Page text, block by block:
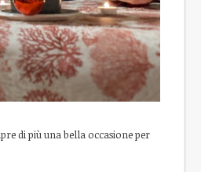
di più una bella occasione per